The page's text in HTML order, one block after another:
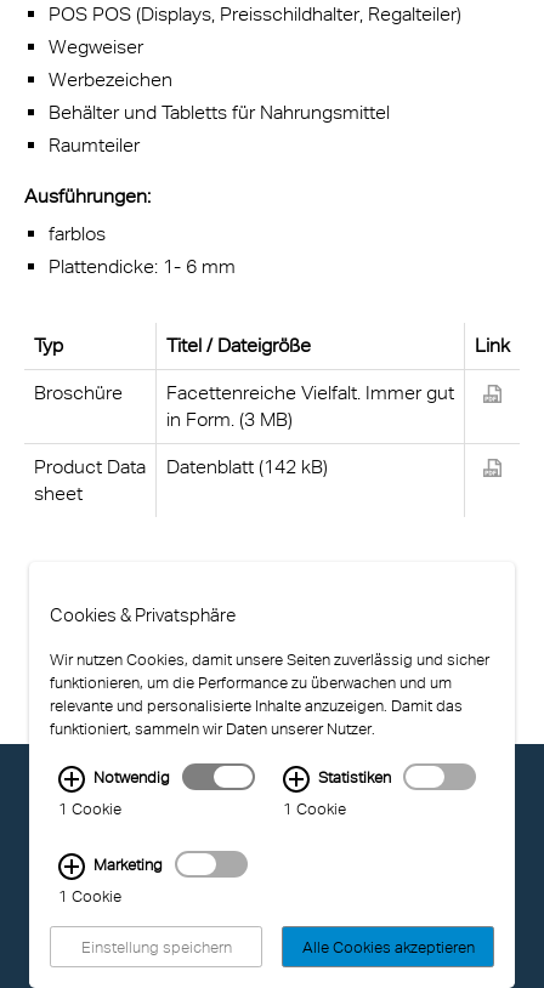
POS POS (Displays, Preisschildhalter, Regalteiler)
Wegweiser
Werbezeichen
Behälter und Tabletts für Nahrungsmittel
Raumteiler
Ausführungen:
farblos
Plattendicke: 1- 6 mm
Typ Titel / Dateigröße Link
Broschüre
Facettenreiche Vielfalt. Immer gut
in Form. (3 MB)
Product Data
sheet
Datenblatt (142 kB)
© EXOLON GROUP
NUTZUNGSBEDINGUNGEN
COMPLIANCE
ZULETZT AKTUALISIERT: 04.08.2026
Cookies & Privatsphäre
Wir nutzen Cookies, damit unsere Seiten zuverlässig und sicher
funktionieren, um die Performance zu überwachen und um
relevante und personalisierte Inhalte anzuzeigen. Damit das
funktioniert, sammeln wir Daten unserer Nutzer.
Notwendig
1 Cookie
Statistiken
1 Cookie
Marketing
1 Cookie
Einstellung speichern Alle Cookies akzeptieren